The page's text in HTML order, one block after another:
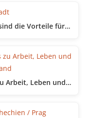
die Vorteile für…
Arbeit, Leben und…